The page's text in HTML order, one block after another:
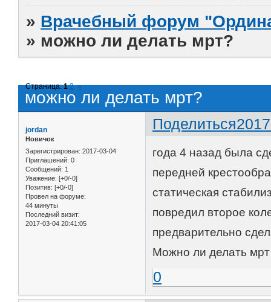
» Врачебный форум
» можно ли делать мрт?
можно ли делать мрт?
Страница:1 2 »
Поделиться
jordan
Новичок
Зарегистрирован: 2017-03-04
Приглашений: 0
Сообщений: 1
Уважение: [+0/-0]
Позитив: [+0/-0]
Провел на форуме:
44 минуты
Последний визит:
2017-03-04 20:41:05
года 4 назад была
передней
статическая
повредил второе
предварительно
Можно ли делать
0